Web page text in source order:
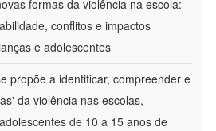
formas da violência na escola:
conflitos e impactos
e adolescentes
propõe a identificar, compreender e
da violência nas escolas,
de 10 a 15 anos de